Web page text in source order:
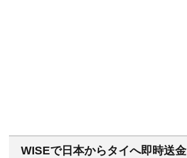
WISEで日本からタイへ即時送金